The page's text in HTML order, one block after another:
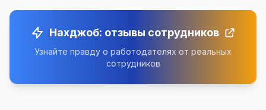
Нахджоб: отзывы сотрудников
Узнайте правду о работодателях от реальных
сотрудников